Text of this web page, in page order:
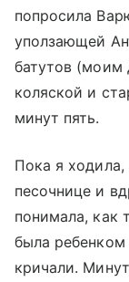
попросила
уползающей
батутов (моим
коляской и
минут пять.
Пока я
песочнице и
понимала, как
была ребенком
кричали.